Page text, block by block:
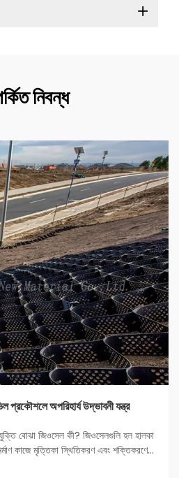
নিবন্ধ
অপরিহার্য উদ্ভাবনী যন্ত্র
বোঝা জিওসেল কী? জিওসেলগুলি হল হালকা
কাজে মৃত্তিকা স্থিতিকরণ এবং শক্তিকরণের